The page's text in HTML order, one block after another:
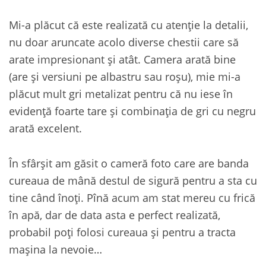
Mi-a plăcut că este realizată cu atenție la detalii,
nu doar aruncate acolo diverse chestii care să
arate impresionant și atât. Camera arată bine
(are și versiuni pe albastru sau roșu), mie mi-a
plăcut mult gri metalizat pentru că nu iese în
evidență foarte tare și combinația de gri cu negru
arată excelent.
În sfârșit am găsit o cameră foto care are banda
cureaua de mână destul de sigură pentru a sta cu
tine când înoți. Pînă acum am stat mereu cu frică
în apă, dar de data asta e perfect realizată,
probabil poți folosi cureaua și pentru a tracta
mașina la nevoie…